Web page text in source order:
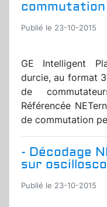
Publié le 23-10-2015
GE Intelligent
durcie, au format
de
Référencée
de commutation
- Décodage
sur
Publié le 23-10-2015